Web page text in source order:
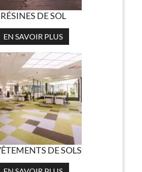
RÉSINES DE SOL
EN SAVOIR PLUS
DE SOLS